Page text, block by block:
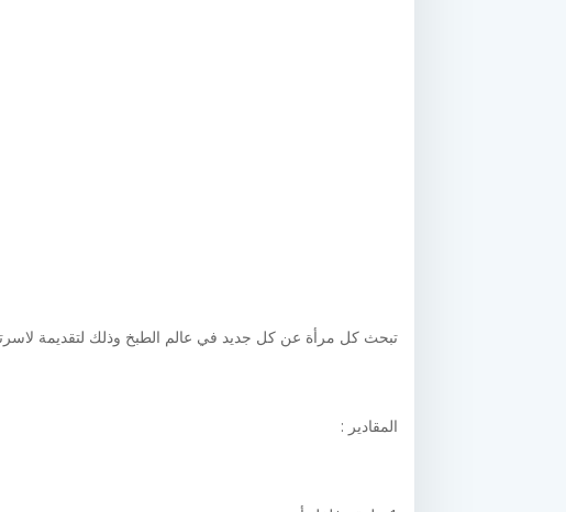
تبحث كل مرأة عن كل جديد في عالم الطبخ وذلك لتقديمة
المقادير :